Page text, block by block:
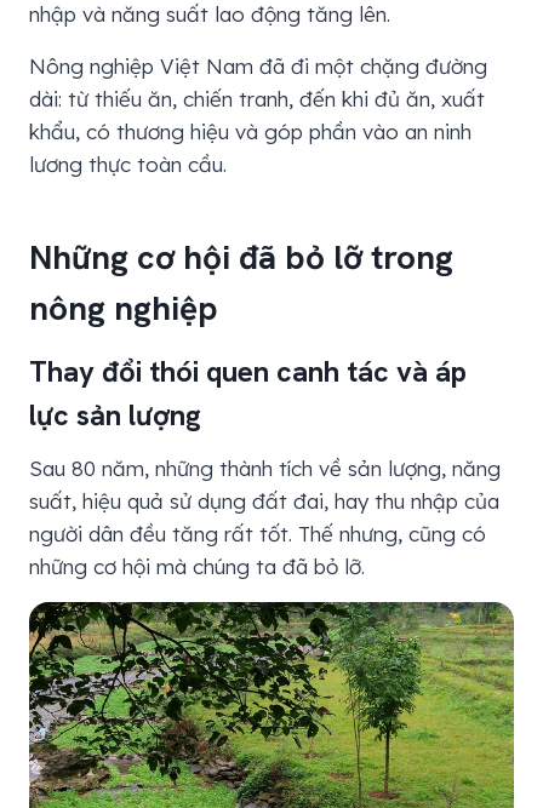
nhập và năng suất lao động tăng lên.
Nông nghiệp Việt Nam đã đi một chặng đường
dài: từ thiếu ăn, chiến tranh, đến khi đủ ăn, xuất
khẩu, có thương hiệu và góp phần vào an ninh
lương thực toàn cầu.
Những cơ hội đã bỏ lỡ trong
nông nghiệp
Thay đổi thói quen canh tác và áp
lực sản lượng
Sau 80 năm, những thành tích về sản lượng, năng
suất, hiệu quả sử dụng đất đai, hay thu nhập của
người dân đều tăng rất tốt. Thế nhưng, cũng có
những cơ hội mà chúng ta đã bỏ lỡ.